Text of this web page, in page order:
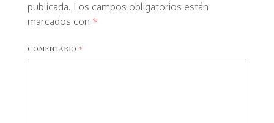
publicada. Los campos obligatorios están
marcados con *
COMENTARIO *